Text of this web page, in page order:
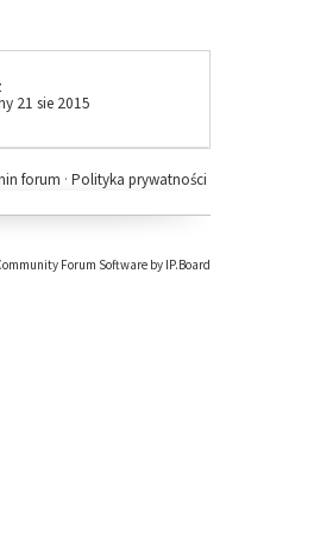
21 sie 2015
Polityka prywatności
forum ·
Forum Software by IP.Board